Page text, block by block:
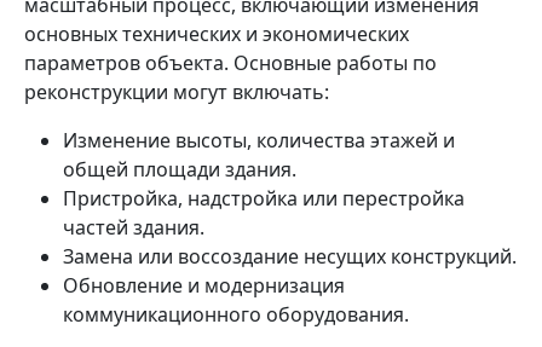
основных технических и экономических
параметров объекта. Основные работы по
реконструкции могут включать:
Изменение высоты, количества этажей и
общей площади здания.
Пристройка, надстройка или перестройка
частей здания.
Замена или воссоздание несущих конструкций.
Обновление и модернизация
коммуникационного оборудования.